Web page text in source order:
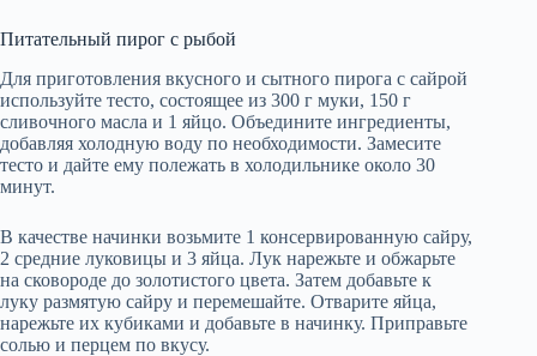
Питательный пирог с рыбой
Для приготовления вкусного и сытного пирога с сайрой
используйте тесто, состоящее из 300 г муки, 150 г
сливочного масла и 1 яйцо. Объедините ингредиенты,
добавляя холодную воду по необходимости. Замесите
тесто и дайте ему полежать в холодильнике около 30
минут.
В качестве начинки возьмите 1 консервированную сайру,
2 средние луковицы и 3 яйца. Лук нарежьте и обжарьте
на сковороде до золотистого цвета. Затем добавьте к
луку размятую сайру и перемешайте. Отварите яйца,
нарежьте их кубиками и добавьте в начинку. Приправьте
солью и перцем по вкусу.